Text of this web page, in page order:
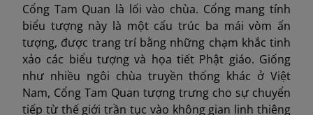
Cổng Tam Quan là lối vào chùa. Cổng mang tính
biểu tượng này là một cấu trúc ba mái vòm ấn
tượng, được trang trí bằng những chạm khắc tinh
xảo các biểu tượng và họa tiết Phật giáo. Giống
như nhiều ngôi chùa truyền thống khác ở Việt
Nam, Cổng Tam Quan tượng trưng cho sự chuyển
tiếp từ thế giới trần tục vào không gian linh thiêng